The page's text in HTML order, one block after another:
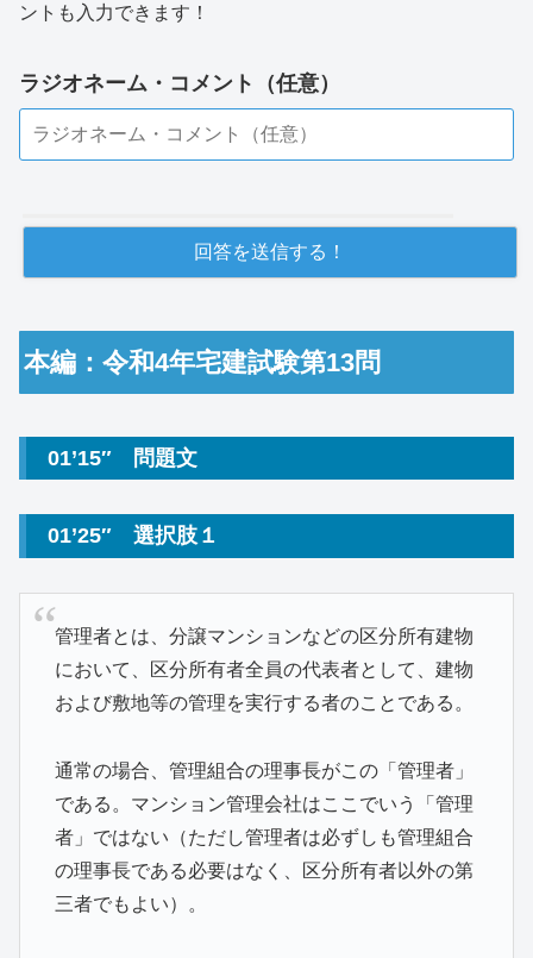
ントも入力できます！
ラジオネーム・コメント（任意）
本編：令和4年宅建試験第13問
01’15″ 問題文
01’25″ 選択肢１
管理者とは、分譲マンションなどの区分所有建物
において、区分所有者全員の代表者として、建物
および敷地等の管理を実行する者のことである。
通常の場合、管理組合の理事長がこの「管理者」
である。マンション管理会社はここでいう「管理
者」ではない（ただし管理者は必ずしも管理組合
の理事長である必要はなく、区分所有者以外の第
三者でもよい）。